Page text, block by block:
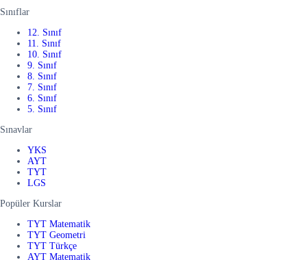
Sınıflar
12. Sınıf
11. Sınıf
10. Sınıf
9. Sınıf
8. Sınıf
7. Sınıf
6. Sınıf
5. Sınıf
Sınavlar
YKS
AYT
TYT
LGS
Popüler Kurslar
TYT Matematik
TYT Geometri
TYT Türkçe
AYT Matematik